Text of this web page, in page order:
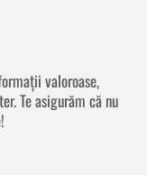
valoroase,
Te asigurăm că nu